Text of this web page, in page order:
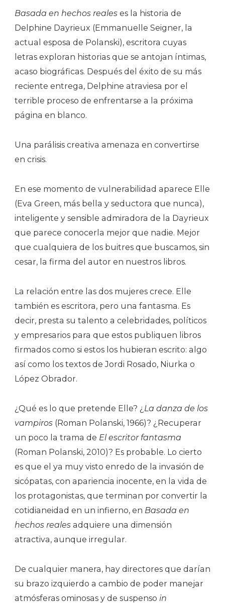
Basada en hechos reales es la historia de
Delphine Dayrieux (Emmanuelle Seigner, la
actual esposa de Polanski), escritora cuyas
letras exploran historias que se antojan íntimas,
acaso biográficas. Después del éxito de su más
reciente entrega, Delphine atraviesa por el
terrible proceso de enfrentarse a la próxima
página en blanco.
Una parálisis creativa amenaza en convertirse
en crisis.
En ese momento de vulnerabilidad aparece Elle
(Eva Green, más bella y seductora que nunca),
inteligente y sensible admiradora de la Dayrieux
que parece conocerla mejor que nadie. Mejor
que cualquiera de los buitres que buscamos, sin
cesar, la firma del autor en nuestros libros.
La relación entre las dos mujeres crece. Elle
también es escritora, pero una fantasma. Es
decir, presta su talento a celebridades, políticos
y empresarios para que estos publiquen libros
firmados como si estos los hubieran escrito: algo
así como los textos de Jordi Rosado, Niurka o
López Obrador.
¿Qué es lo que pretende Elle? ¿ La danza de los
vampiros (Roman Polanski, 1966)? ¿Recuperar
un poco la trama de El escritor fantasma
(Roman Polanski, 2010)? Es probable. Lo cierto
es que el ya muy visto enredo de la invasión de
sicópatas, con apariencia inocente, en la vida de
los protagonistas, que terminan por convertir la
cotidianeidad en un infierno, en Basada en
hechos reales adquiere una dimensión
atractiva, aunque irregular.
De cualquier manera, hay directores que darían
su brazo izquierdo a cambio de poder manejar
atmósferas ominosas y de suspenso in